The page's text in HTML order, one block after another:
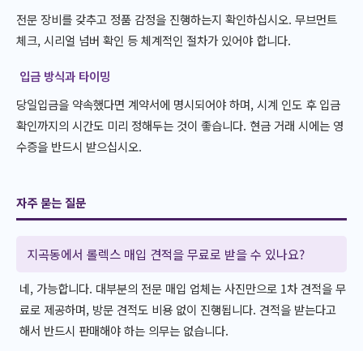
전문 장비를 갖추고 정품 감정을 진행하는지 확인하십시오. 무브먼트
체크, 시리얼 넘버 확인 등 체계적인 절차가 있어야 합니다.
입금 방식과 타이밍
당일입금을 약속했다면 계약서에 명시되어야 하며, 시계 인도 후 입금
확인까지의 시간도 미리 정해두는 것이 좋습니다. 현금 거래 시에는 영
수증을 반드시 받으십시오.
자주 묻는 질문
지곡동에서 롤렉스 매입 견적을 무료로 받을 수 있나요?
네, 가능합니다. 대부분의 전문 매입 업체는 사진만으로 1차 견적을 무
료로 제공하며, 방문 견적도 비용 없이 진행됩니다. 견적을 받는다고
해서 반드시 판매해야 하는 의무는 없습니다.